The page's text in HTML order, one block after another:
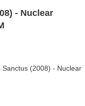
- Nuclear